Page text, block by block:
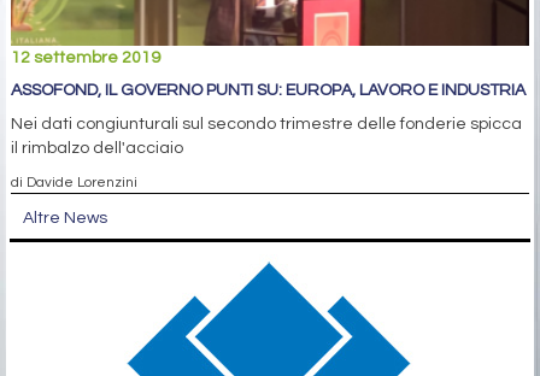
12 settembre 2019
ASSOFOND, IL GOVERNO PUNTI SU: EUROPA, LAVORO E INDUSTRIA
Nei dati congiunturali sul secondo trimestre delle fonderie spicca
il rimbalzo dell'acciaio
di Davide Lorenzini
Altre News